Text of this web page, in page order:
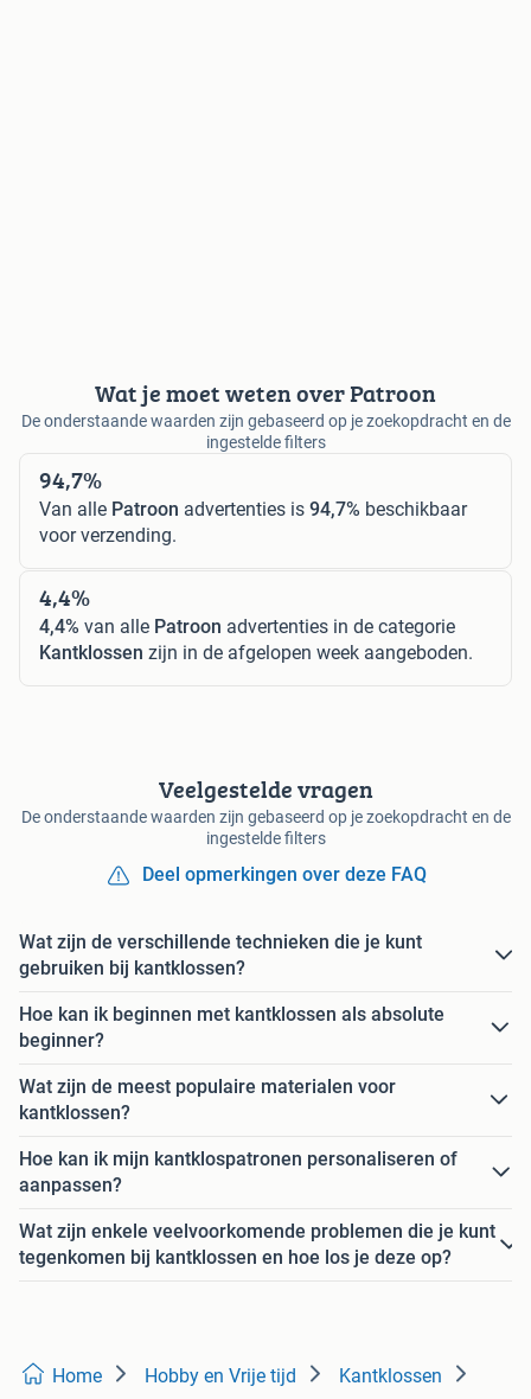
Wat je moet weten over Patroon
De onderstaande waarden zijn gebaseerd op je zoekopdracht en de
ingestelde filters
94,7%
Van alle Patroon advertenties is 94,7% beschikbaar
voor verzending.
4,4%
4,4% van alle Patroon advertenties in de categorie
Kantklossen zijn in de afgelopen week aangeboden.
Veelgestelde vragen
De onderstaande waarden zijn gebaseerd op je zoekopdracht en de
ingestelde filters
Deel opmerkingen over deze FAQ
Wat zijn de verschillende technieken die je kunt
gebruiken bij kantklossen?
Hoe kan ik beginnen met kantklossen als absolute
beginner?
Wat zijn de meest populaire materialen voor
kantklossen?
Hoe kan ik mijn kantklospatronen personaliseren of
aanpassen?
Wat zijn enkele veelvoorkomende problemen die je kunt
tegenkomen bij kantklossen en hoe los je deze op?
Home Hobby en Vrije tijd Kantklossen